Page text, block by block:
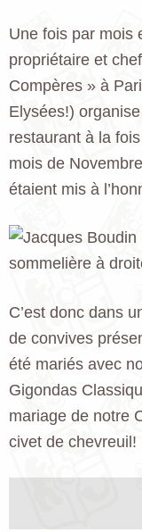
Une fois par mois
propriétaire et
Compères » à
Elysées!)
restaurant à la
mois de
étaient mis à
C’est donc dans
de convives
été mariés avec
Gigondas
mariage de notre
civet de chevreuil!